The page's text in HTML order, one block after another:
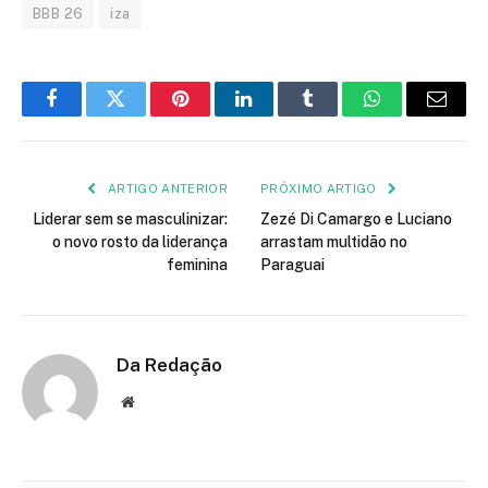
BBB 26 iza
FacebookTwitter PinterestLinkedInTumblr WhatsApp
E-
ARTIGO ANTERIOR
Liderar sem se masculinizar:
o novo rosto da liderança
feminina
PRÓXIMO ARTIGO
Zezé Di Camargo e Luciano
arrastam multidão no
Paraguai
Da Redação
Site